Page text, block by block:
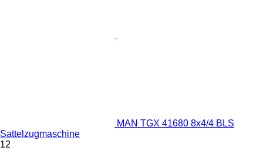
MAN TGX 41680 8x4/4 BLS
Sattelzugmaschine
12